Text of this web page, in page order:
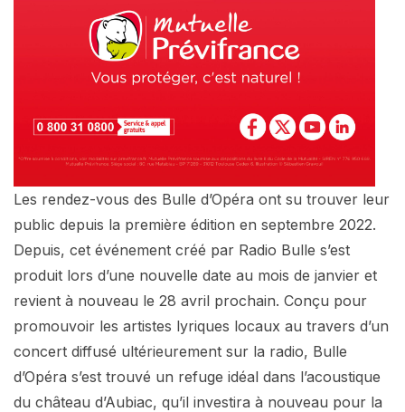
Les rendez-vous des Bulle d’Opéra ont su trouver leur
public depuis la première édition en septembre 2022.
Depuis, cet événement créé par Radio Bulle s’est
produit lors d’une nouvelle date au mois de janvier et
revient à nouveau le 28 avril prochain. Conçu pour
promouvoir les artistes lyriques locaux au travers d’un
concert diffusé ultérieurement sur la radio, Bulle
d’Opéra s’est trouvé un refuge idéal dans l’acoustique
du château d’Aubiac, qu’il investira à nouveau pour la